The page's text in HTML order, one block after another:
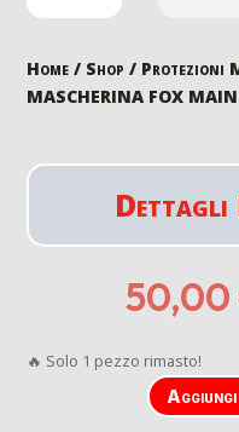
Home / Shop / Protezioni
MASCHERINA FOX MAIN
50,00
🔥 Solo 1 pezzo rimasto!